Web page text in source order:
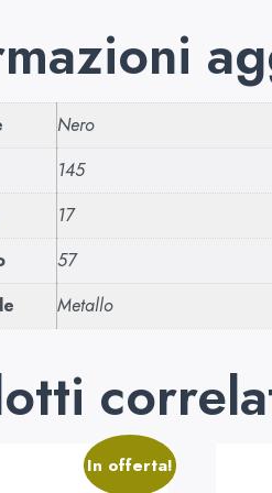
Nero
145
17
57
Metallo
In offerta!